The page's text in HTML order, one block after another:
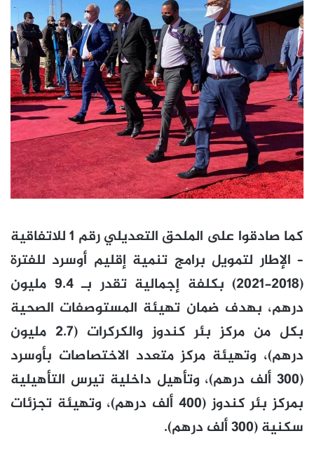
كما صادقوا على الملحق التعديلي رقم 1 للاتفاقية
– الإطار لتمويل برامج تنمية إقليم أوسرد للفترة
(2018-2021) بكلفة إجمالية تقدر بـ 9.4 مليون
درهم، بهدف ضمان تهيئة المستوصفات الصحية
بكل من مركز بئر كندوز والكركرات (2.7 مليون
درهم)، وتهيئة مركز متعدد الاختصاصات بأوسرد
(300 ألف درهم)، وتأهيل داخلية تيرس التأهيلية
بمركز بئر كندوز (400 ألف درهم)، وتهيئة تجزئات
سكنية (300 ألف درهم).